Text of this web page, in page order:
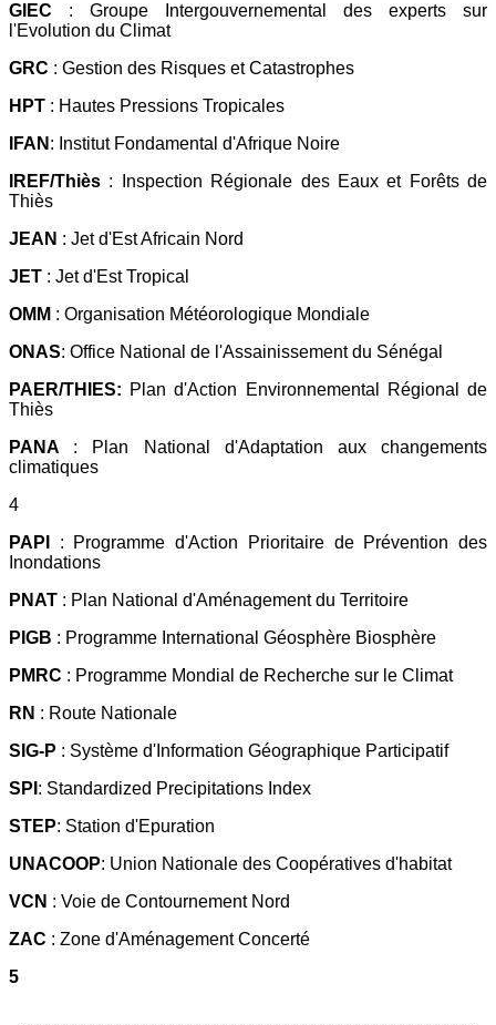
GIEC : Groupe Intergouvernemental des experts sur
l'Evolution du Climat
GRC : Gestion des Risques et Catastrophes
HPT : Hautes Pressions Tropicales
IFAN : Institut Fondamental d'Afrique Noire
IREF/Thiès : Inspection Régionale des Eaux et Forêts de
Thiès
JEAN : Jet d'Est Africain Nord
JET : Jet d'Est Tropical
OMM : Organisation Météorologique Mondiale
ONAS: Office National de l'Assainissement du Sénégal
PAER/THIES: Plan d'Action Environnemental Régional de
Thiès
PANA : Plan National d'Adaptation aux changements
climatiques
4
PAPI : Programme d'Action Prioritaire de Prévention des
Inondations
PNAT : Plan National d'Aménagement du Territoire
PIGB : Programme International Géosphère Biosphère
PMRC : Programme Mondial de Recherche sur le Climat
RN : Route Nationale
SIG-P : Système d'Information Géographique Participatif
SPI : Standardized Precipitations Index
STEP: Station d'Epuration
UNACOOP: Union Nationale des Coopératives d'habitat
VCN : Voie de Contournement Nord
ZAC : Zone d'Aménagement Concerté
5